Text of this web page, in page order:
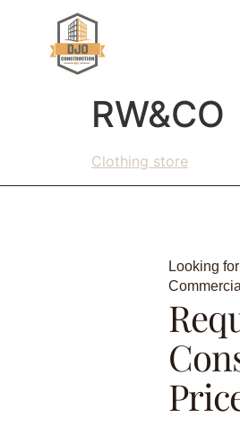
RW&CO
Clothing store
Looking